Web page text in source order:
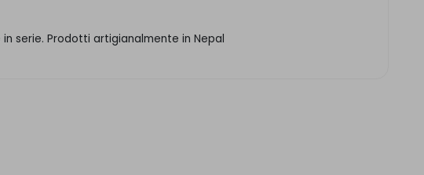
serie. Prodotti artigianalmente in Nepal